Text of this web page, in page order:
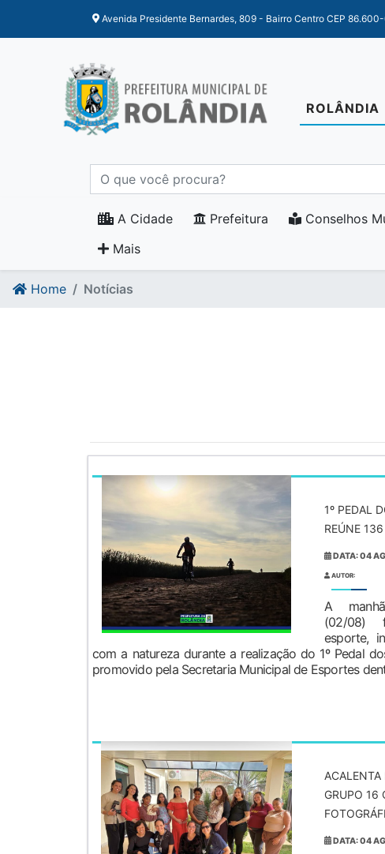
Avenida Presidente Bernardes, 809 - Bairro Centro CEP
ROLÂNDIA
A Cidade Prefeitura Conselhos
Mais
Home Notícias
1º PEDAL
REÚNE
DATA: 04
AUTOR:
A
(02/08)
esporte,
com a natureza durante a realização do 1º Pedal
promovido pela Secretaria Municipal de Esportes
GRUPO 16
DATA: 04